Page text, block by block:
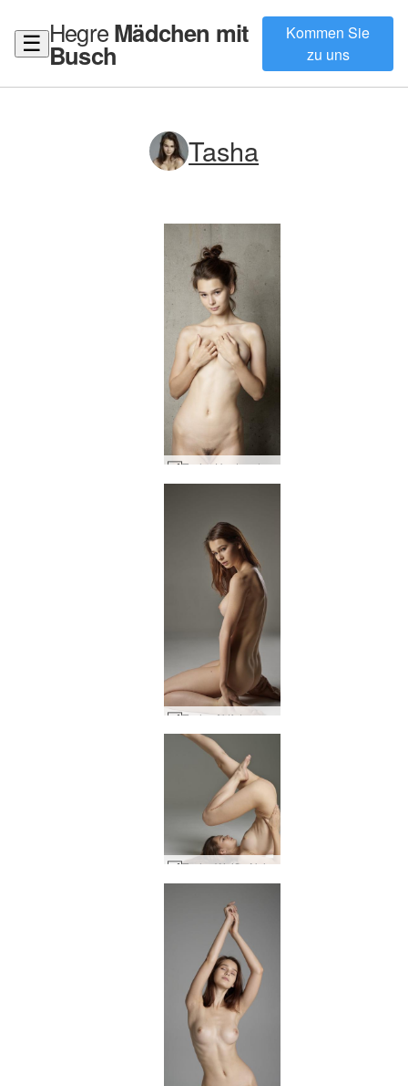
☰ HegreMädchen mit
Busch
Kommen Sie
zu uns
Tasha
Tasha Haut und Beton #10
Tasha Aktfotografie #34
Tasha Weiße Nylons #40